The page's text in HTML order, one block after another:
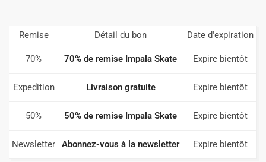
Remise Détail du bon Date d'expiration
70% 70% de remise Impala Skate Expire bientôt
Expedition Livraison gratuite Expire bientôt
50% 50% de remise Impala Skate Expire bientôt
Newsletter Abonnez-vous à la newsletter Expire bientôt